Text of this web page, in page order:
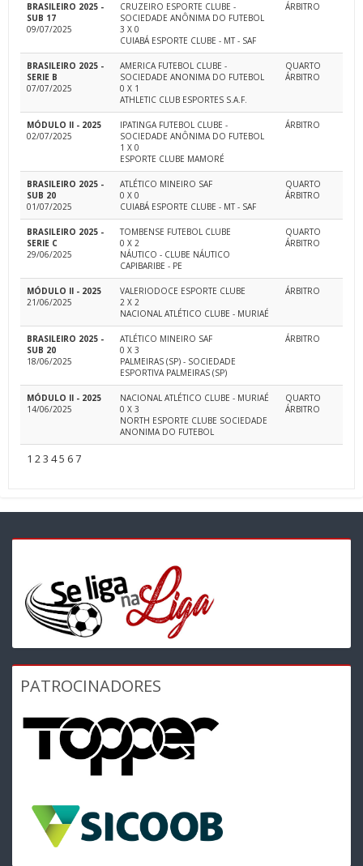
BRASILEIRO 2025 -
SUB 17
09/07/2025
CRUZEIRO ESPORTE CLUBE -
SOCIEDADE ANÔNIMA DO FUTEBOL
3 X 0
CUIABÁ ESPORTE CLUBE - MT - SAF
ÁRBITRO
BRASILEIRO 2025 -
SERIE B
07/07/2025
AMERICA FUTEBOL CLUBE -
SOCIEDADE ANONIMA DO FUTEBOL
0 X 1
ATHLETIC CLUB ESPORTES S.A.F.
QUARTO
ÁRBITRO
MÓDULO II - 2025
02/07/2025
IPATINGA FUTEBOL CLUBE -
SOCIEDADE ANÔNIMA DO FUTEBOL
1 X 0
ESPORTE CLUBE MAMORÉ
ÁRBITRO
BRASILEIRO 2025 -
SUB 20
01/07/2025
ATLÉTICO MINEIRO SAF
0 X 0
CUIABÁ ESPORTE CLUBE - MT - SAF
QUARTO
ÁRBITRO
BRASILEIRO 2025 -
SERIE C
29/06/2025
TOMBENSE FUTEBOL CLUBE
0 X 2
NÁUTICO - CLUBE NÁUTICO
CAPIBARIBE - PE
QUARTO
ÁRBITRO
MÓDULO II - 2025
21/06/2025
VALERIODOCE ESPORTE CLUBE
2 X 2
NACIONAL ATLÉTICO CLUBE - MURIAÉ
ÁRBITRO
BRASILEIRO 2025 -
SUB 20
18/06/2025
ATLÉTICO MINEIRO SAF
0 X 3
PALMEIRAS (SP) - SOCIEDADE
ESPORTIVA PALMEIRAS (SP)
ÁRBITRO
MÓDULO II - 2025
14/06/2025
NACIONAL ATLÉTICO CLUBE - MURIAÉ
0 X 3
NORTH ESPORTE CLUBE SOCIEDADE
ANONIMA DO FUTEBOL
QUARTO
ÁRBITRO
1 23 45 67
PATROCINADORES